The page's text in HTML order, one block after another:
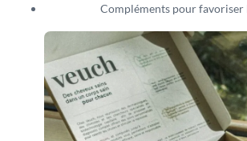
Compléments pour favoriser